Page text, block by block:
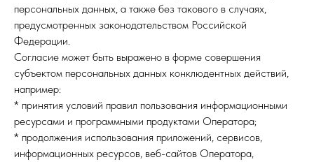
персональных данных, а также без такового в случаях,
предусмотренных законодательством Российской
Федерации.
Согласие может быть выражено в форме совершения
субъектом персональных данных конклюдентных действий,
например:
* принятия условий правил пользования информационными
ресурсами и программными продуктами Оператора;
* продолжения использования приложений, сервисов,
информационных ресурсов, веб-сайтов Оператора,